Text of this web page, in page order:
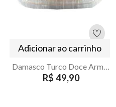
Adicionar ao carrinho
Damasco Turco Doce Armazém Seu Luiz 500g
R$ 49,90